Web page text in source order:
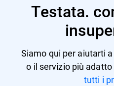
Testata.
Siamo qui per aiutarti
o il servizio più
tutti i